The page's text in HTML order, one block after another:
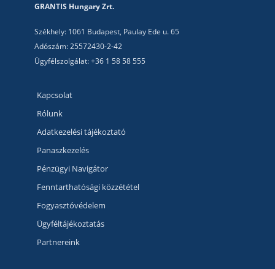
GRANTIS Hungary Zrt.
Székhely: 1061 Budapest, Paulay Ede u. 65
Adószám: 25572430-2-42
Ügyfélszolgálat: +36 1 58 58 555
Kapcsolat
Rólunk
Adatkezelési tájékoztató
Panaszkezelés
Pénzügyi Navigátor
Fenntarthatósági közzététel
Fogyasztóvédelem
Ügyféltájékoztatás
Partnereink